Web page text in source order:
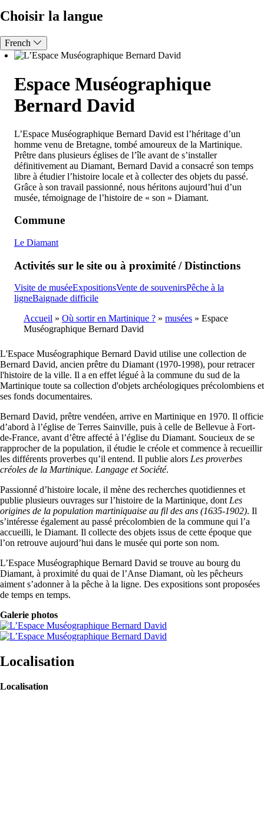
Choisir la langue
French
Espace Muséographique
Bernard David
L’Espace Muséographique Bernard David est l’héritage d’un
homme venu de Bretagne, tombé amoureux de la Martinique.
Prêtre dans plusieurs églises de l’île avant de s’installer
définitivement au Diamant, Bernard David a consacré son temps
libre à étudier l’histoire locale et à collecter des objets du passé.
Grâce à son travail passionné, nous héritons aujourd’hui d’un
musée, témoignage de l’histoire de « son » Diamant.
Commune
Le Diamant
Activités sur le site ou à proximité / Distinctions
Visite de muséeExpositionsVente de souvenirsPêche à la
ligneBaignade difficile
Breadcrumb
Accueil Où sortir en Martinique ? musées
Espace
Muséographique Bernard David
L'Espace Muséographique Bernard David utilise une collection de
Bernard David, ancien prêtre du Diamant (1970-1998), pour retracer
l'histoire de la ville. Il a en effet légué à la commune du sud de la
Martinique toute sa collection d'objets archéologiques précolombiens et
ses fonds documentaires.
Bernard David, prêtre vendéen, arrive en Martinique en 1970. Il officie
d’abord à l’église de Terres Sainville, puis à celle de Bellevue à Fort-
de-France, avant d’être affecté à l’église du Diamant. Soucieux de se
rapprocher de la population, il étudie le créole et commence à recueillir
les différents proverbes qu’il entend. Il publie alors Les proverbes
créoles de la Martinique. Langage et Société.
Passionné d’histoire locale, il mène des recherches quotidiennes et
publie plusieurs ouvrages sur l’histoire de la Martinique, dont Les
origines de la population martiniquaise au fil des ans (1635-1902). Il
s’intéresse également au passé précolombien de la commune qui l’a
accueilli, le Diamant. Il collecte des objets issus de cette époque que
l’on retrouve aujourd’hui dans le musée qui porte son nom.
L’Espace Muséographique Bernard David se trouve au bourg du
Diamant, à proximité du quai de l’Anse Diamant, où les pêcheurs
aiment s’adonner à la pêche à la ligne. Des expositions sont proposées
de temps en temps.
Galerie photos
Localisation
Localisation